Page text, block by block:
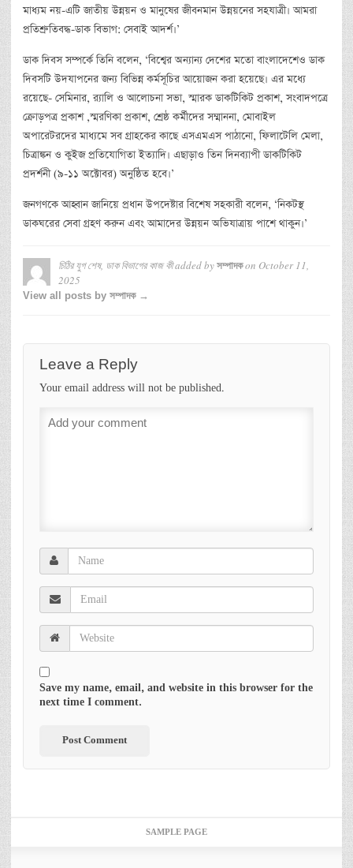
মাধ্যম নয়-এটি জাতীয় উন্নয়ন ও মানুষের জীবনমান উন্নয়নের সহযাত্রী। আমরা
প্রতিশ্রুতিবদ্ধ-ডাক বিভাগ: সেবাই আদর্শ।’
ডাক দিবস সম্পর্কে তিনি বলেন, ‘বিশ্বের অন্যান্য দেশের মতো বাংলাদেশেও ডাক
দিবসটি উদযাপনের জন্য বিভিন্ন কর্মসূচির আয়োজন করা হয়েছে। এর মধ্যে
রয়েছে- সেমিনার, র‍্যালি ও আলোচনা সভা, স্মারক ডাকটিকিট প্রকাশ, সংবাদপত্রে
ক্রোড়পত্র প্রকাশ ,স্মরণিকা প্রকাশ, শ্রেষ্ঠ কর্মীদের সম্মাননা, মোবাইল
অপারেটরদের মাধ্যমে সব গ্রাহকের কাছে এসএমএস পাঠানো, ফিলাটেলি মেলা,
চিত্রাঙ্কন ও কুইজ প্রতিযোগিতা ইত্যাদি। এছাড়াও তিন দিনব্যাপী ডাকটিকিট
প্রদর্শনী (৯-১১ অক্টোবর) অনুষ্ঠিত হবে।’
জনগণকে আহ্বান জানিয়ে প্রধান উপদেষ্টার বিশেষ সহকারী বলেন, ‘নিকটস্থ
ডাকঘরের সেবা গ্রহণ করুন এবং আমাদের উন্নয়ন অভিযাত্রায় পাশে থাকুন।’
চিঠির যুগ শেষ, ডাক বিভাগের কাজ কীadded by সম্পাদকon October 11,
2025
View all posts by সম্পাদক →
Leave a Reply
Your email address will not be published.
Save my name, email, and website in this browser for the
next time I comment.
SAMPLE PAGE